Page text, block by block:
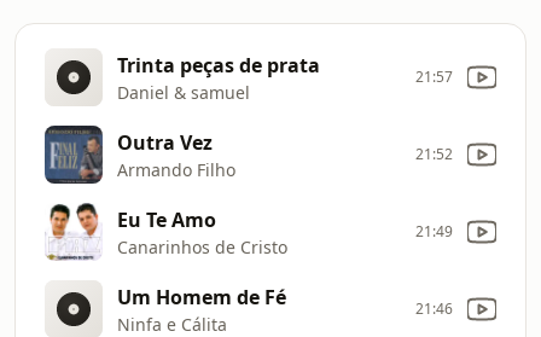
Trinta peças de prata
Daniel & samuel
21:57
Outra Vez
Armando Filho
21:52
Eu Te Amo
Canarinhos de Cristo
21:49
Um Homem de Fé
Ninfa e Cálita
21:46